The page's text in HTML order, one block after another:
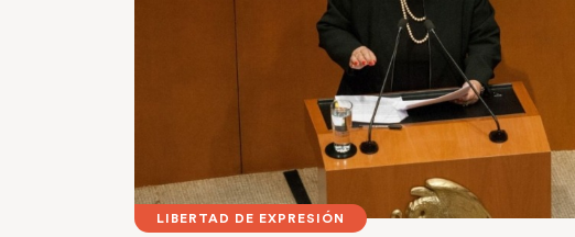
LIBERTAD DE EXPRESIÓN